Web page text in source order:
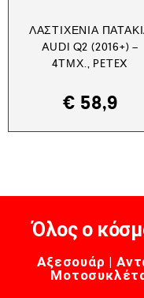
ΛΑΣΤΙΧΈΝΙΑ
AUDI Q2 (2016+) –
4ΤΜΧ., PETEX
€ 58,9
Όλος ο
Αξεσουάρ |